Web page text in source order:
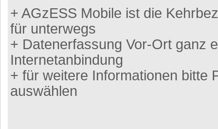
+ AGzESS Mobile ist die
für unterwegs
+ Datenerfassung Vor-Ort ganz
Internetanbindung
+ für weitere Informationen bitte
auswählen